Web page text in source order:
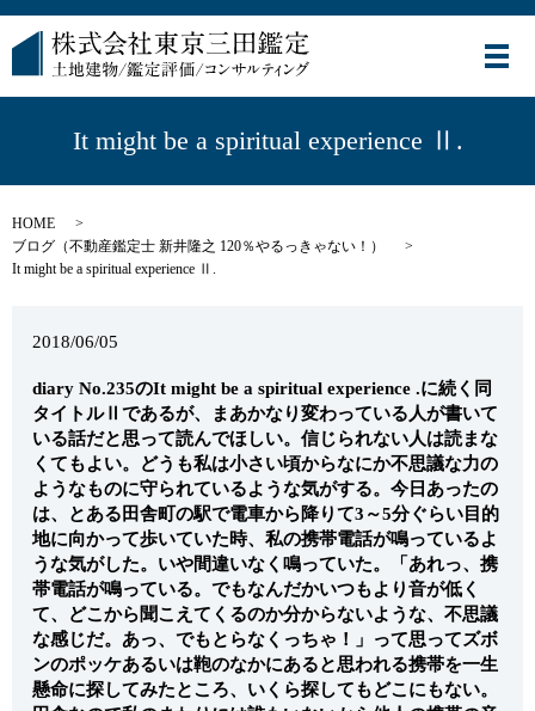
メ
It might be a spiritual experience Ⅱ.
HOME
ブログ（不動産鑑定士 新井隆之 120％やるっきゃない！）
It might be a spiritual experience Ⅱ.
2018/06/05
diary No.235のIt might be a spiritual experience .に続く同
タイトルⅡであるが、まあかなり変わっている人が書いて
いる話だと思って読んでほしい。信じられない人は読まな
くてもよい。どうも私は小さい頃からなにか不思議な力の
ようなものに守られているような気がする。今日あったの
は、とある田舎町の駅で電車から降りて3～5分ぐらい目的
地に向かって歩いていた時、私の携帯電話が鳴っているよ
うな気がした。いや間違いなく鳴っていた。「あれっ、携
帯電話が鳴っている。でもなんだかいつもより音が低く
て、どこから聞こえてくるのか分からないような、不思議
な感じだ。あっ、でもとらなくっちゃ！」って思ってズボ
ンのポッケあるいは鞄のなかにあると思われる携帯を一生
懸命に探してみたところ、いくら探してもどこにもない。